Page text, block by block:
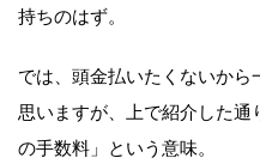
持ちのはず。
では、頭金払いたくないから
思いますが、上で紹介した
の手数料」という意味。